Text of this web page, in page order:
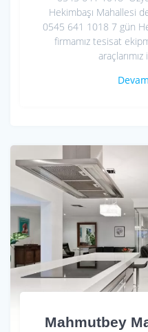
Hekimbaşı Mahallesi
0545 641 1018 7 gün
firmamız tesisat
Mahmutbey